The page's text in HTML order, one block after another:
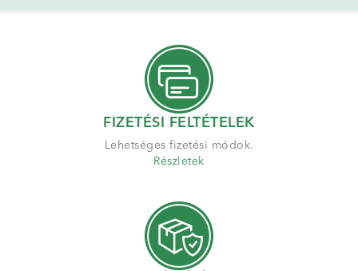
FIZETÉSI FELTÉTELEK
Lehetséges fizetési módok.
Részletek